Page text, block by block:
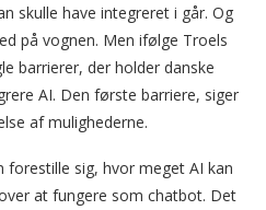
skulle have integreret i går. Og
på vognen. Men ifølge Troels
barrierer, der holder danske
AI. Den første barriere, siger
af mulighederne.
sig, hvor meget AI kan
at fungere som chatbot. Det